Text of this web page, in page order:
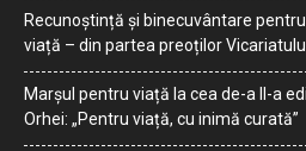
Recunoștință și binecuvântare
viață – din partea preoților
Marșul pentru viață la cea de-a II-a
Orhei: „Pentru viață, cu inimă curată”